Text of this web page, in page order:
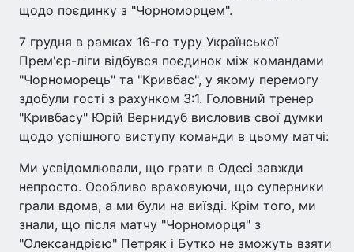
щодо поєдинку з "Чорноморцем".
7 грудня в рамках 16-го туру Української
Прем'єр-ліги відбувся поєдинок між командами
"Чорноморець" та "Кривбас", у якому перемогу
здобули гості з рахунком 3:1. Головний тренер
"Кривбасу" Юрій Вернидуб висловив свої думки
щодо успішного виступу команди в цьому матчі:
Ми усвідомлювали, що грати в Одесі завжди
непросто. Особливо враховуючи, що суперники
грали вдома, а ми були на виїзді. Крім того, ми
знали, що після матчу "Чорноморця" з
"Олександрією" Петряк і Бутко не зможуть взяти